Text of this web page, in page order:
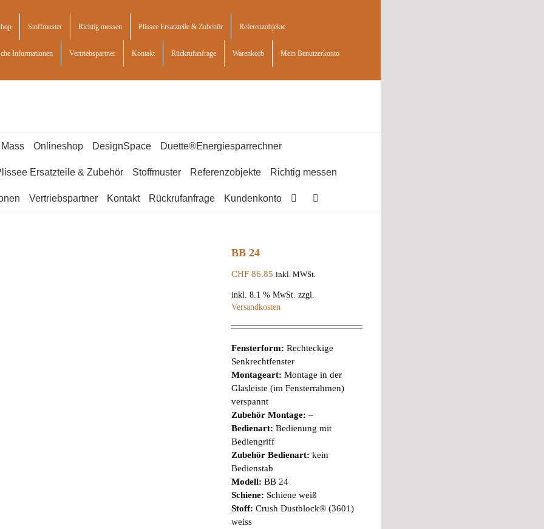
Stoffmuster Richtig messen Plissee Ersatzteile & Zubehör Referenzobjekte
Informationen Vertriebspartner Kontakt Rückrufanfrage Warenkorb Mein Benutzerkonto
Onlineshop DesignSpace Duette®Energiesparrechner
Ersatzteile & Zubehör Stoffmuster Referenzobjekte Richtig messen
Vertriebspartner Kontakt Rückrufanfrage Kundenkonto
BB 24
CHF86.85 inkl. MWSt.
inkl. 8.1 % MwSt. zzgl.
Versandkosten
Fensterform: Rechteckige
Senkrechtfenster
Montageart: Montage in der
Glasleiste (im Fensterrahmen)
verspannt
Zubehör Montage: –
Bedienart: Bedienung mit
Bediengriff
Zubehör Bedienart: kein
Bedienstab
Modell: BB 24
Schiene: Schiene weiß
Stoff: Crush Dustblock® (3601)
weiss